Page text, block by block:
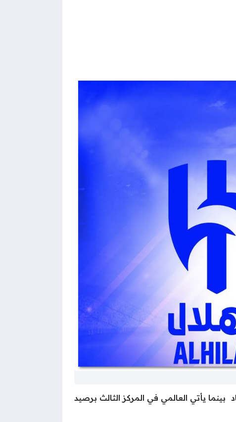
برصيد 57 نقطة، بفارق 4 نقاط عن المتصدر الاتحاد بينما يأتي العالمي في المركز الثالث برصيد